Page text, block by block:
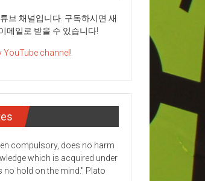
브 채널입니다. 구독하시면 새
메일로 받을 수 있습니다!
YouTube channel!
compulsory, does no harm
which is acquired under
hold on the mind." Plato